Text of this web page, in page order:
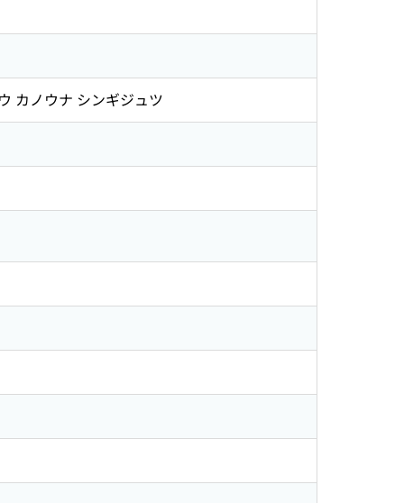
カノウナ シンギジュツ